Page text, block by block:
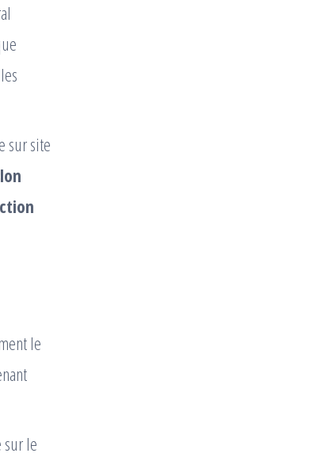
sur site
le
le